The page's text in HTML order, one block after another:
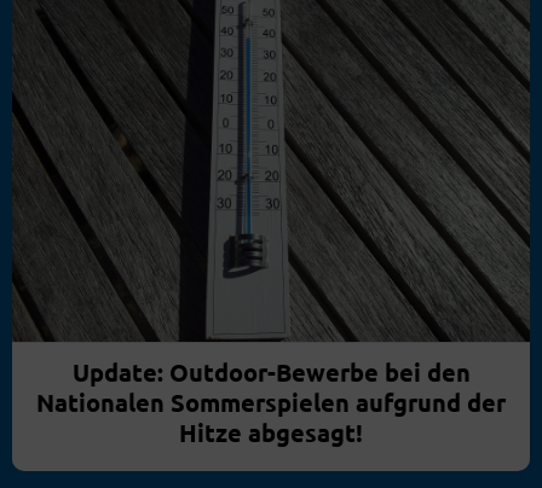
Update: Outdoor-Bewerbe bei den
Nationalen Sommerspielen aufgrund der
Hitze abgesagt!